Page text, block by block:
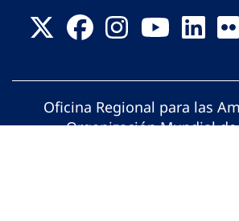
Oficina Regional para las
Organización Mundial